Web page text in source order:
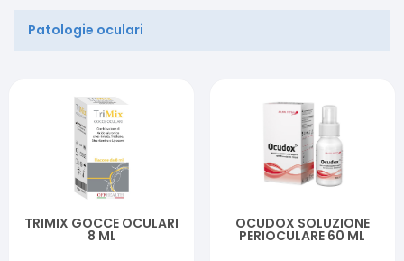
Patologie oculari
TRIMIX GOCCE OCULARI
8 ML
OCUDOX SOLUZIONE
PERIOCULARE 60 ML